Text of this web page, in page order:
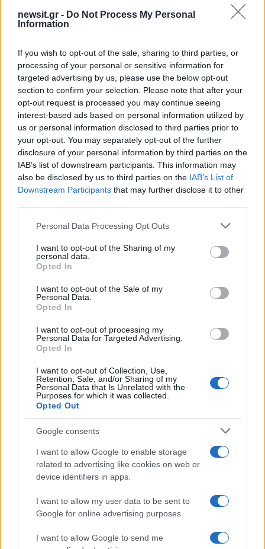
newsit.gr - Do Not Process My Personal
Information
If you wish to opt-out of the sale, sharing to third parties, or
processing of your personal or sensitive information for
targeted advertising by us, please use the below opt-out
section to confirm your selection. Please note that after your
opt-out request is processed you may continue seeing
interest-based ads based on personal information utilized by
us or personal information disclosed to third parties prior to
your opt-out. You may separately opt-out of the further
disclosure of your personal information by third parties on the
IAB’s list of downstream participants. This information may
also be disclosed by us to third parties on the IAB’s List of
Downstream Participants that may further disclose it to other
Please note that this website/app uses one or more Google
not limited to your visit or usage behaviour. You may click to
grant or deny consent to Google and its third-party tags to
use your data for below specified purposes in below Google
consent section.
Personal Data Processing Opt Outs
I want to opt-out of the Sharing of my
personal data.
Opted In
I want to opt-out of the Sale of my
Personal Data.
Opted In
I want to opt-out of processing my
Personal Data for Targeted Advertising.
Opted In
I want to opt-out of Collection, Use,
Retention, Sale, and/or Sharing of my
Personal Data that Is Unrelated with the
Purposes for which it was collected.
Opted Out
Google consents
I want to allow Google to enable storage
related to advertising like cookies on web or
device identifiers in apps.
I want to allow my user data to be sent to
Google for online advertising purposes.
I want to allow Google to send me
Σχόλια
Σχολίασε εδώ
Υποβολή σχολίου
Όροι Χρήσης. Το site προστατεύεται από reCAPTCHA, ισχύουν
Πολιτική Απορρήτου
Share:
Ακολουθήστε το Νewsit.gr στο Google News
ενημερωθείτε πρώτοι για όλη την ειδησεογραφία και τα
τελευταία νέατης ημέρας
Οι πιλότοι της Formula 1 θα
οδηγήσουν LEGO minicars
πριν το βρετανικό Grand
Prix
Πραγματικό, 0%
για 48 μήνες
Volvo και χαμηλές
δόσεις